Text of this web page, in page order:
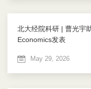
北大经院科研 | 曹光宇
Economics发表
May 29, 2026